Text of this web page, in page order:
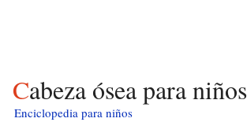
Cabeza ósea para niños
Enciclopedia para niños